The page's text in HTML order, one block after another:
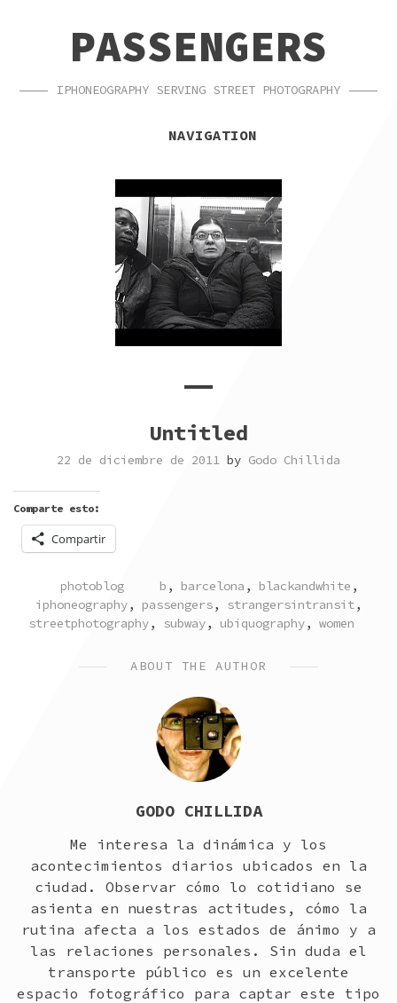
NAVIGATIONPASSENGERS
IPHONEOGRAPHY SERVING STREET PHOTOGRAPHY
NAVIGATION
Untitled
22 de diciembre de 2011 by Godo Chillida
Comparte esto:
Compartir
POSTED
IN
photoblog TAGGED
b , barcelona , blackandwhite ,
iphoneography, passengers, strangersintransit,
streetphotography, subway, ubiquography, women
ABOUT THE AUTHOR
GODO CHILLIDA
Me interesa la dinámica y los
acontecimientos diarios ubicados en la
ciudad. Observar cómo lo cotidiano se
asienta en nuestras actitudes, cómo la
rutina afecta a los estados de ánimo y a
las relaciones personales. Sin duda el
transporte público es un excelente
espacio fotográfico para captar este tipo